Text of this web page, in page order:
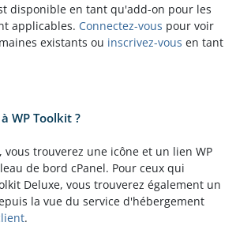
disponible en tant qu'add-on pour les
applicables. Connectez-vous pour voir
existants ou inscrivez-vous en tant
WP Toolkit ?
vous trouverez une icône et un lien WP
de bord cPanel. Pour ceux qui
Deluxe, vous trouverez également un
la vue du service d'hébergement
.